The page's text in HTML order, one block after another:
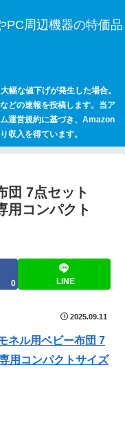
PC周辺機器の特価品
幅な値下げが発生した場合。
どの速報を投稿します。当ア
運営規約に基づき、Amazon
収入を得ています。
団 7点セット
用コンパクト
0 LINE
2025.09.11
ネル用ベビー布団 7
用コンパクトサイズ